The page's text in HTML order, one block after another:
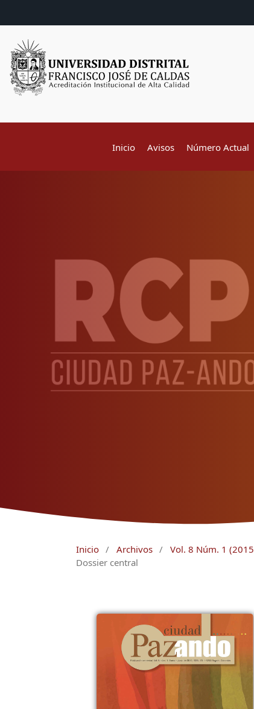
Inicio Avisos Número Actual
Inicio / Archivos / Vol. 8 Núm. 1
Dossier central